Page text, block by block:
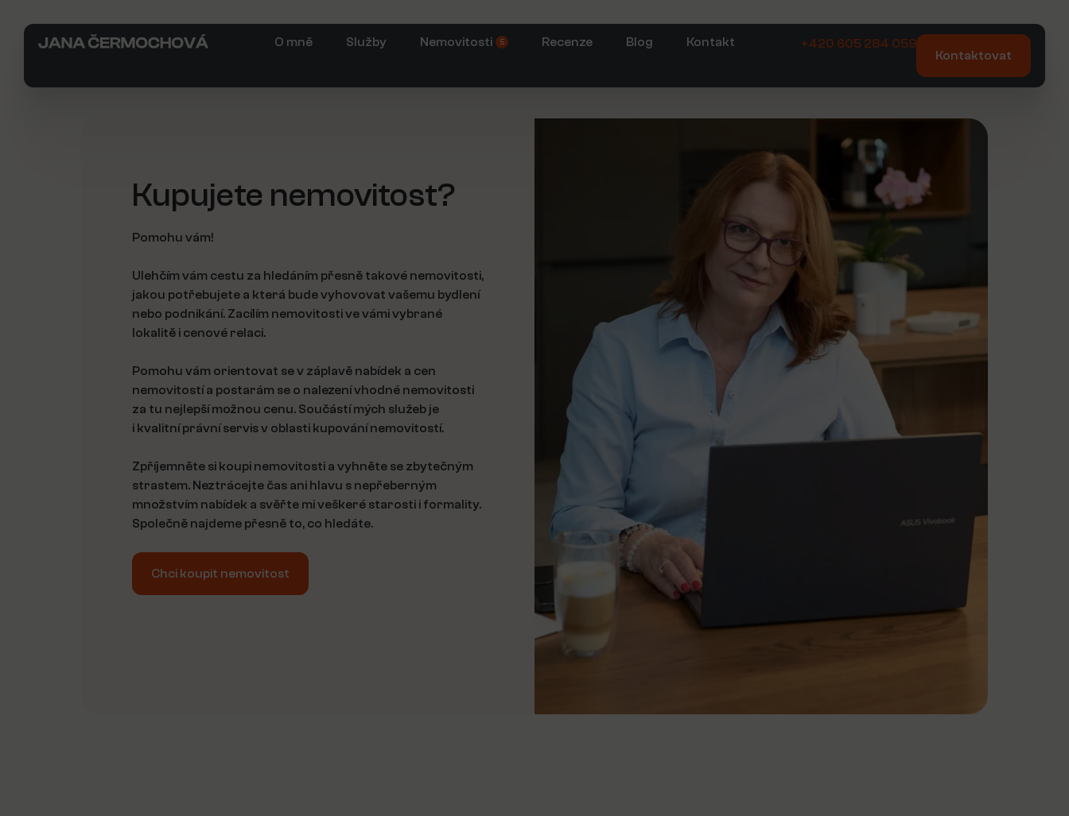
O mně Služby Nemovitosti 5 Recenze Blog Kontakt
+420 605 284 059
Kontaktovat
Kupujete nemovitost?
Pomohu vám!
Ulehčím vám cestu za hledáním přesně takové nemovitosti,
jakou potřebujete a která bude vyhovovat vašemu bydlení
nebo podnikání. Zacílím nemovitosti ve vámi vybrané
lokalitě i cenové relaci.
Pomohu vám orientovat se v záplavě nabídek a cen
nemovitostí a postarám se o nalezení vhodné nemovitosti
za tu nejlepší možnou cenu. Součástí mých služeb je
i kvalitní právní servis v oblasti kupování nemovitostí.
Zpříjemněte si koupi nemovitosti a vyhněte se zbytečným
strastem. Neztrácejte čas ani hlavu s nepřeberným
množstvím nabídek a svěřte mi veškeré starosti i formality.
Společně najdeme přesně to, co hledáte.
Chci koupit nemovitost